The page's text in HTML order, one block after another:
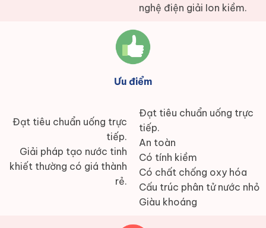
nghệ điện giải Ion kiềm.
Đạt tiêu chuẩn uống trực
tiếp.
Giải pháp tạo nước tinh
khiết thường có giá thành
rẻ.
Ưu điểm
Đạt tiêu chuẩn uống trực
tiếp.
An toàn
Có tính kiềm
Có chất chống oxy hóa
Cấu trúc phân tử nước nhỏ
Giàu khoáng